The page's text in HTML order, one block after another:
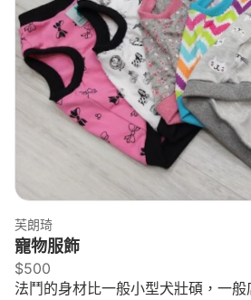
芙朗琦
寵物服飾
$500
法鬥的身材比一般小型犬壯碩，一